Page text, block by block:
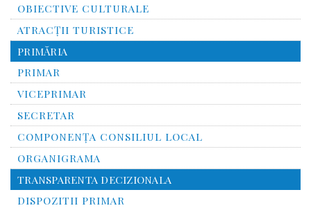
OBIECTIVE CULTURALE
ATRACȚII TURISTICE
PRIMĂRIA
PRIMAR
VICEPRIMAR
SECRETAR
COMPONENȚA CONSILIUL LOCAL
ORGANIGRAMA
TRANSPARENTA DECIZIONALA
DISPOZITII PRIMAR